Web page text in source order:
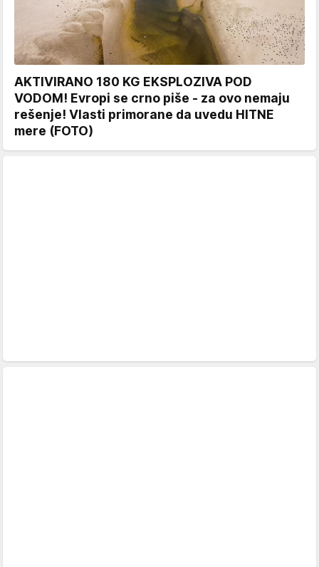
AKTIVIRANO 180 KG EKSPLOZIVA POD
VODOM! Evropi se crno piše - za ovo nemaju
rešenje! Vlasti primorane da uvedu HITNE
mere (FOTO)